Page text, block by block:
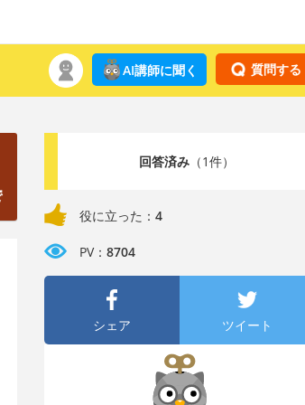
質問する
AI講師に聞く
回答済み（1件）
役に立った： 4
PV： 8704
シェア ツイート